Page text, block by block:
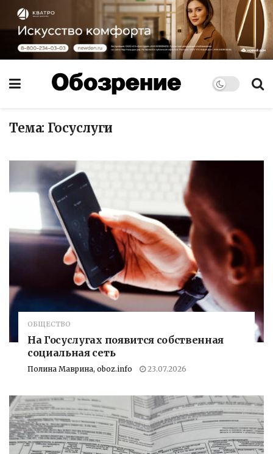
Тема: Госуслуги
ОБЩЕСТВО
На Госуслугах появится собственная
социальная сеть
Полина Маврина, oboz.info 23.07.2026